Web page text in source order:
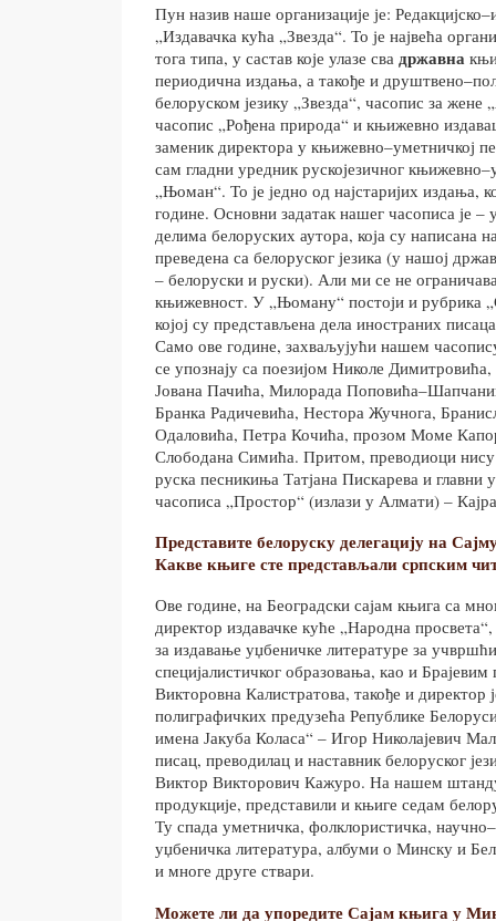
Пун назив наше организације је:
„Издавачка кућа „Звезда“. То је највећа
тога типа, у састав које улазе сва државна
периодична издања, а такође и
белоруском језику „Звезда“, часопис за жене
часопис „Рођена природа“ и књижевно
заменик директора у књижевно–уметничкој
сам гладни уредник рускојезичног
„Њоман“. То је једно од најстаријих издања,
године. Основни задатак нашег часописа је –
делима белоруских аутора, која су написана
преведена са белоруског језика (у нашој
– белоруски и руски). Али ми се не
књижевност. У „Њоману“ постоји и рубрика
којој су представљена дела иностраних
Само ове године, захваљујући нашем
се упознају са поезијом Николе
Јована Пачића, Милорада
Бранка Радичевића, Нестора Жучнога,
Одаловића, Петра Кочића, прозом Моме
Слободана Симића. Притом, преводиоци
руска песникиња Татјана Пискарева и главни
часописа „Простор“ (излази у Алмати) –
Представите белоруску делегацију на
Какве књиге сте представљали српским
Ове године, на Београдски сајам књига са
директор издавачке куће „Народна просвета“,
за издавање уџбеничке литературе за
специјалистичког образовања, као и
Викторовна Калистратова, такође и директор
полиграфичких предузећа Републике
имена Јакуба Коласа“ – Игор Николајевич
писац, преводилац и наставник белоруског
Виктор Викторович Кажуро. На нашем
продукције, представили и књиге седам
Ту спада уметничка, фолклористичка,
уџбеничка литература, албуми о Минску и
и многе друге ствари.
Можете ли да упоредите Сајам књига у